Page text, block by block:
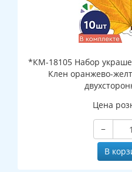
*КМ-18105 Набор
Клен оранжево-
Цена
−
В